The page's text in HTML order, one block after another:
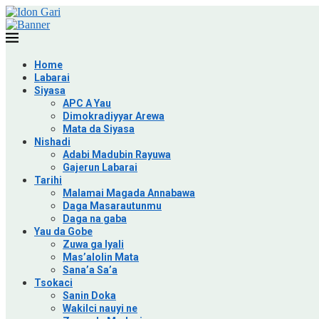
Home
Labarai
Siyasa
APC A Yau
Dimokradiyyar Arewa
Mata da Siyasa
Nishadi
Adabi Madubin Rayuwa
Gajerun Labarai
Tarihi
Malamai Magada Annabawa
Daga Masarautunmu
Daga na gaba
Yau da Gobe
Zuwa ga Iyali
Mas’alolin Mata
Sana’a Sa’a
Tsokaci
Sanin Doka
Wakilci nauyi ne